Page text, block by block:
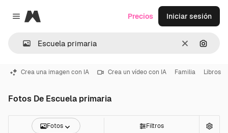
Close menu
Magnific
Borrar
Precios Iniciar sesión
Crea una imagen con IA Crea un vídeo con IA Familia Libros
Fotos De Escuela primaria
Fotos Filtros